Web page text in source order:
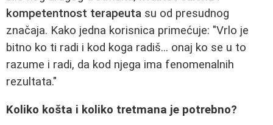
kompetentnost terapeuta su od presudnog
značaja. Kako jedna korisnica primećuje: "Vrlo je
bitno ko ti radi i kod koga radiš... onaj ko se u to
razume i radi, da kod njega ima fenomenalnih
rezultata."
Koliko košta i koliko tretmana je potrebno?